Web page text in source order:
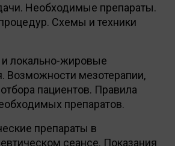
Необходимые препараты.
Схемы и техники
локально-жировые
Возможности мезотерапии,
пациентов. Правила
препаратов.
препараты в
сеансе. Показания